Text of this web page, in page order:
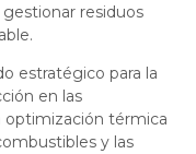
residuos
estratégico para la
en las
optimización térmica
y las